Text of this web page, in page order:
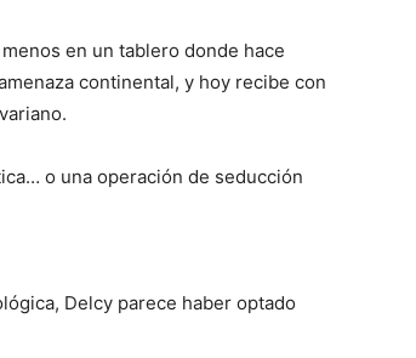
en un tablero donde hace
continental, y hoy recibe con
o una operación de seducción
Delcy parece haber optado